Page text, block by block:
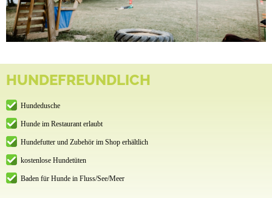
HUNDEFREUNDLICH
Hundedusche
Hunde im Restaurant erlaubt
Hundefutter und Zubehör im Shop erhältlich
kostenlose Hundetüten
Baden für Hunde in Fluss/See/Meer